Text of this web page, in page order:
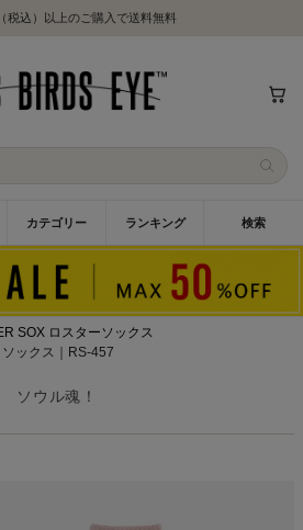
税込）以上のご購入で送料無料
カテゴリー ランキング 検索
SOX ロスターソックス
ックス｜RS-457
ソウル魂！